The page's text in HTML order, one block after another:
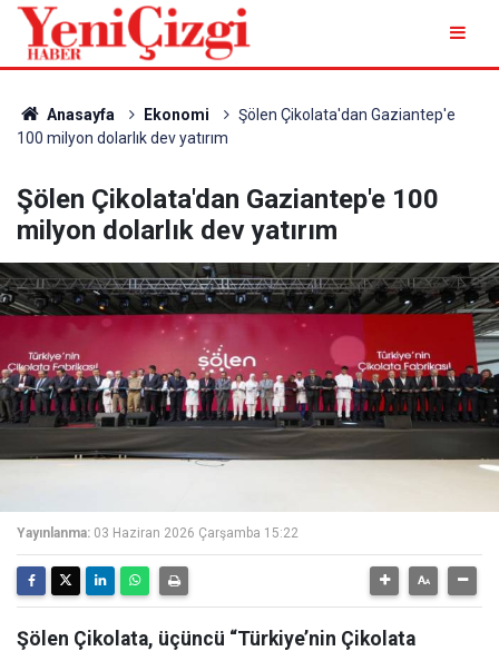
Anasayfa Ekonomi
Şölen Çikolata'dan Gaziantep'e
100 milyon dolarlık dev yatırım
Şölen Çikolata'dan Gaziantep'e 100
milyon dolarlık dev yatırım
Yayınlanma: 03 Haziran 2026 Çarşamba 15:22
Şölen Çikolata, üçüncü “Türkiye’nin Çikolata